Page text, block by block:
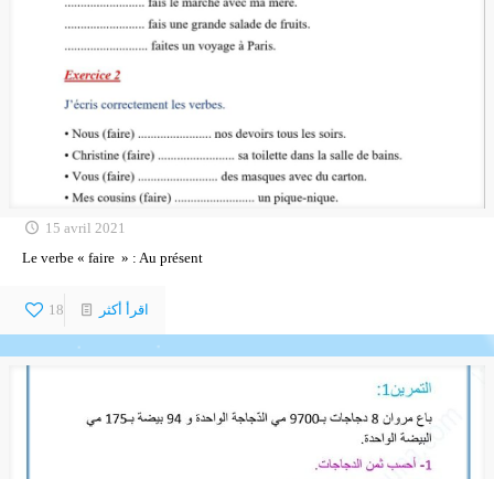
15 avril 2021
Le verbe « faire » : Au présent
18 اقرأ أكثر